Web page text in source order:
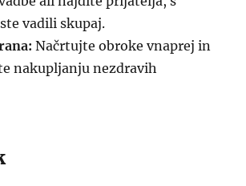
vadili skupaj.
Načrtujte obroke vnaprej in
nakupljanju nezdravih